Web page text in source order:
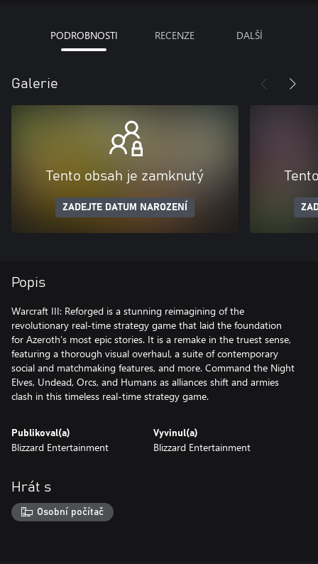
PODROBNOSTI RECENZE DALŠÍ
Galerie
Tento obsah je zamknutý
ZADEJTE DATUM NAROZENÍ
Popis
Warcraft III: Reforged is a stunning reimagining of the
revolutionary real-time strategy game that laid the foundation
for Azeroth’s most epic stories. It is a remake in the truest sense,
featuring a thorough visual overhaul, a suite of contemporary
social and matchmaking features, and more. Command the Night
Elves, Undead, Orcs, and Humans as alliances shift and armies
clash in this timeless real-time strategy game.
Publikoval(a)
Blizzard Entertainment
Vyvinul(a)
Blizzard Entertainment
Hrát s
Osobní počítač